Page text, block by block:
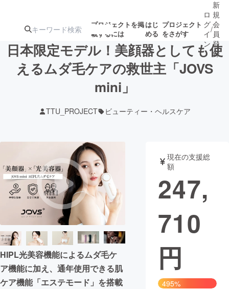
プロジェクトを掲
載するには
はじ
める
プロジェクト
をさがす
注目の新着プロ 募集終了が近いプ
テクノロジー・ガジェット
映像・映画 書籍・雑誌
ビジネス・起業 チャレンジ
まちづくり・地域活性化
CAMPFIRE for Social Good
CAMPFIRE Creation
ロ
グ
イ
ン
/
新
規
会
員
登
録
日本限定モデル！美顔器としても使
えるムダ毛ケアの救世主「JOVS
mini」
TTU_PROJECT ビューティー・ヘルスケア
HIPL光美容機能によるムダ毛ケ
ア機能に加え、通年使用できる肌
ケア機能「エステモード」を搭載
現在の支援総
額
247,
710
円
495%